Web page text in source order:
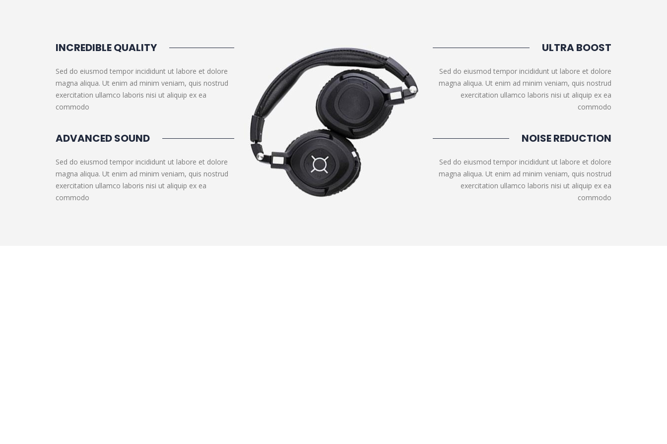
INCREDIBLE QUALITY
Sed do eiusmod tempor incididunt ut labore et dolore
magna aliqua. Ut enim ad minim veniam, quis nostrud
exercitation ullamco laboris nisi ut aliquip ex ea
commodo
ADVANCED SOUND
Sed do eiusmod tempor incididunt ut labore et dolore
magna aliqua. Ut enim ad minim veniam, quis nostrud
exercitation ullamco laboris nisi ut aliquip ex ea
commodo
ULTRA BOOST
Sed do eiusmod tempor incididunt ut labore et dolore
magna aliqua. Ut enim ad minim veniam, quis nostrud
exercitation ullamco laboris nisi ut aliquip ex ea
commodo
NOISE REDUCTION
Sed do eiusmod tempor incididunt ut labore et dolore
magna aliqua. Ut enim ad minim veniam, quis nostrud
exercitation ullamco laboris nisi ut aliquip ex ea
commodo